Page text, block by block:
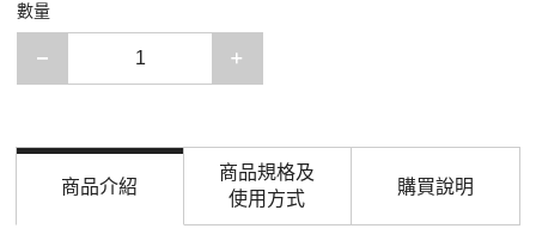
數量
減少一項
商品介紹
商品規格及
使用方式
購買說明